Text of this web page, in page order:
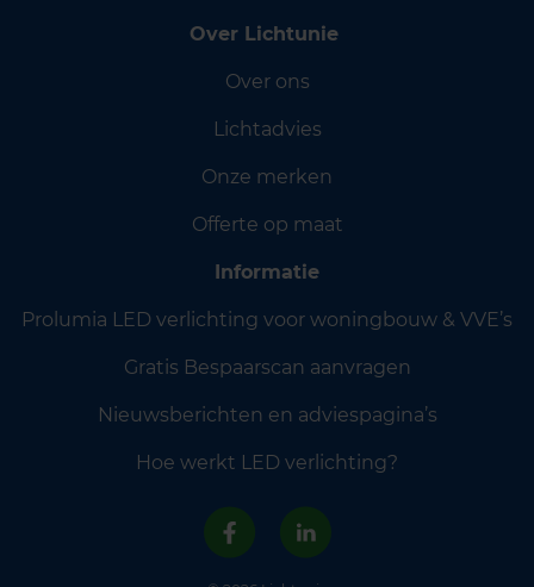
Over Lichtunie
Over ons
Lichtadvies
Onze merken
Offerte op maat
Informatie
Prolumia LED verlichting voor woningbouw & VVE’s
Gratis Bespaarscan aanvragen
Nieuwsberichten en adviespagina’s
Hoe werkt LED verlichting?